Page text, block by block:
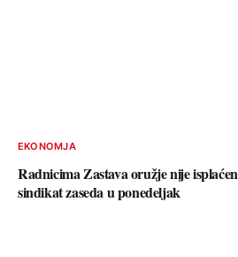
EKONOMJA
Radnicima Zastava oružje nije
sindikat zaseda u ponedeljak